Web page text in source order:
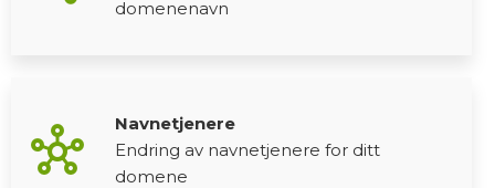
domenenavn
hub
Navnetjenere
Endring av navnetjenere for ditt
domene